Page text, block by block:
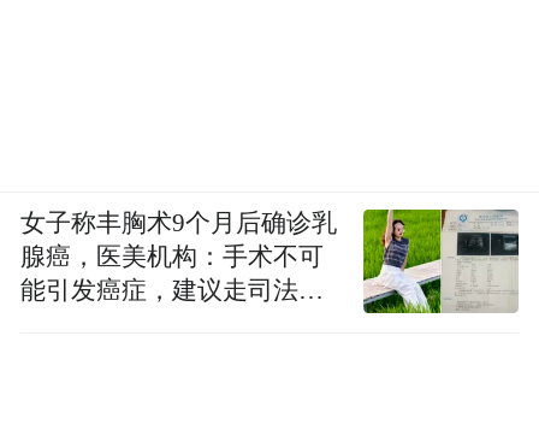
女子称丰胸术9个月后确诊乳
腺癌，医美机构：手术不可
能引发癌症，建议走司法途